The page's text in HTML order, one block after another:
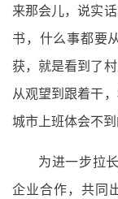
来那会儿，说实
书，什么事都要
获，就是看到了
从观望到跟着干
城市上班体会不到
为进一步拉
企业合作，共同